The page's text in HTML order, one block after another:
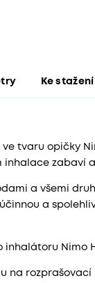
Ke stažení
tvaru opičky
inhalace zabaví
a všemi
a
Nimo
na rozprašovací